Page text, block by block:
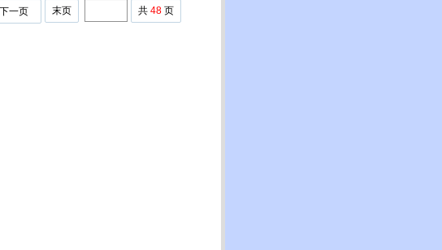
下一页 末页 共 48 页